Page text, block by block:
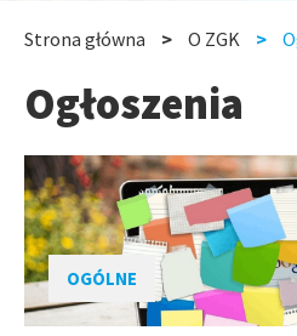
nawigacyjna
Strona główna O ZGK
Ogłoszenia
OGÓLNE